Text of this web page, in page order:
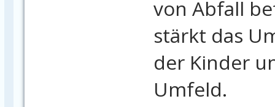
von Abfall
stärkt das
der Kinder
Umfeld.